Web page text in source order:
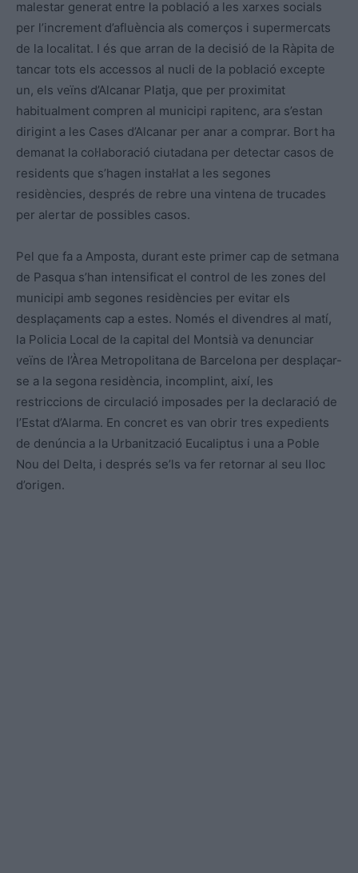
malestar generat entre la població a les xarxes socials
per l’increment d’afluència als comerços i supermercats
de la localitat. I és que arran de la decisió de la Ràpita de
tancar tots els accessos al nucli de la població excepte
un, els veïns d’Alcanar Platja, que per proximitat
habitualment compren al municipi rapitenc, ara s’estan
dirigint a les Cases d’Alcanar per anar a comprar. Bort ha
demanat la col·laboració ciutadana per detectar casos de
residents que s’hagen instal·lat a les segones
residències, després de rebre una vintena de trucades
per alertar de possibles casos.
Pel que fa a Amposta, durant este primer cap de setmana
de Pasqua s’han intensificat el control de les zones del
municipi amb segones residències per evitar els
desplaçaments cap a estes. Només el divendres al matí,
la Policia Local de la capital del Montsià va denunciar
veïns de l’Àrea Metropolitana de Barcelona per desplaçar-
se a la segona residència, incomplint, així, les
restriccions de circulació imposades per la declaració de
l’Estat d’Alarma. En concret es van obrir tres expedients
de denúncia a la Urbanització Eucaliptus i una a Poble
Nou del Delta, i després se’ls va fer retornar al seu lloc
d’origen.